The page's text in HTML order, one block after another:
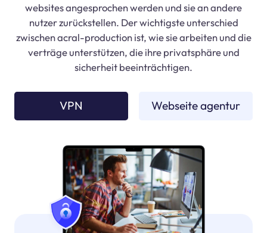
websites angesprochen werden und sie an andere
nutzer zurückstellen. Der wichtigste unterschied
zwischen acral-production ist, wie sie arbeiten und die
verträge unterstützen, die ihre privatsphäre und
sicherheit beeinträchtigen.
VPN Webseite agentur